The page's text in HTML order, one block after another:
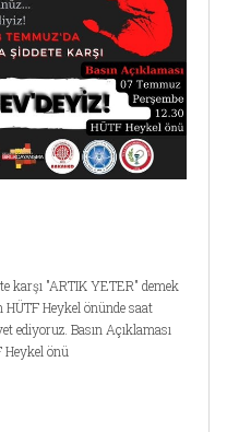
karşı "ARTIK YETER" demek
HÜTF Heykel önünde saat
ediyoruz. Basın Açıklaması
Heykel önü